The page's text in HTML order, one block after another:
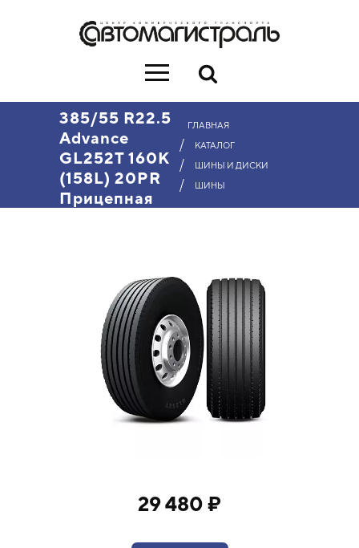
385/55 R22.5
Advance
GL252T 160K
(158L) 20PR
Прицепная
ГЛАВНАЯ
/ КАТАЛОГ
/ ШИНЫ И ДИСКИ
/ ШИНЫ
29 480 ₽